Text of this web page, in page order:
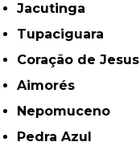
Jacutinga
Tupaciguara
Coração de Jesus
Aimorés
Nepomuceno
Pedra Azul